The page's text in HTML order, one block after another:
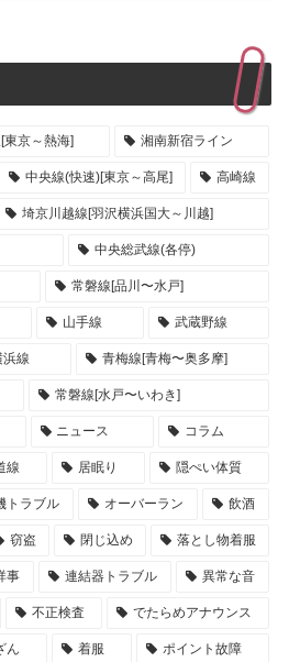
東京～熱海] 湘南新宿ライン
中央線(快速)[東京～高尾] 高崎線
埼京川越線[羽沢横浜国大～川越]
中央総武線(各停)
常磐線[品川〜水戸]
山手線 武蔵野線
浜線 青梅線[青梅〜奥多摩]
常磐線[水戸〜いわき]
ニュース コラム
線 居眠り 隠ぺい体質
トラブル オーバーラン 飲酒
窃盗 閉じ込め 落とし物着服
事 連結器トラブル 異常な音
不正検査 でたらめアナウンス
ん 着服 ポイント故障